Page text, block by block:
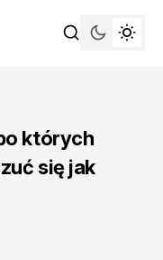
których
się jak